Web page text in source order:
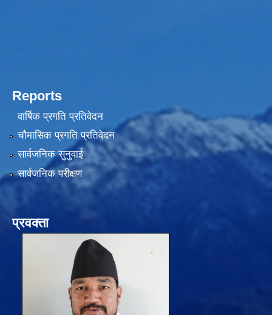
Reports
वार्षिक प्रगति प्रतिवेदन
चौमासिक प्रगति प्रतिवेदन
सार्वजनिक सुनुवाई
सार्वजनिक परीक्षण
प्रवक्ता